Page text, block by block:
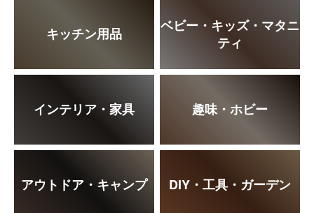
キッチン用品
ベビー・キッズ・マタニ
ティ
インテリア・家具 趣味・ホビー
アウトドア・キャンプ DIY・工具・ガーデン